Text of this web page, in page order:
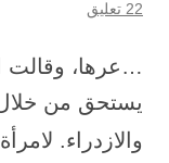
22 تعليق
…عرها،
يستحق من
والازدراء.